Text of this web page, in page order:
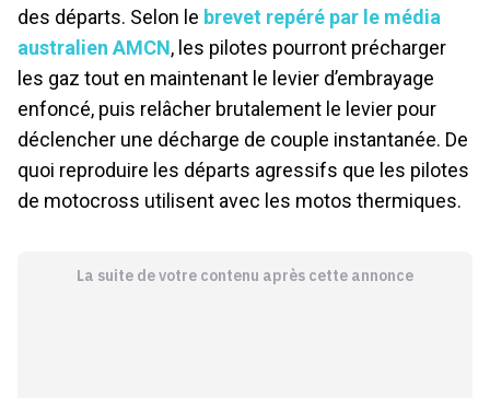
des départs. Selon le brevet repéré par le média
australien AMCN, les pilotes pourront précharger
les gaz tout en maintenant le levier d’embrayage
enfoncé, puis relâcher brutalement le levier pour
déclencher une décharge de couple instantanée. De
quoi reproduire les départs agressifs que les pilotes
de motocross utilisent avec les motos thermiques.
La suite de votre contenu après cette annonce